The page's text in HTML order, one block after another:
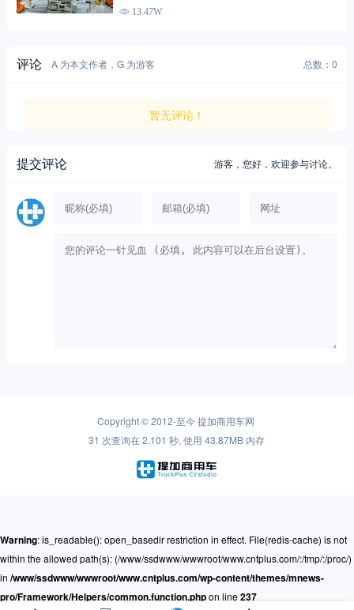
13.47W
评论 A 为本文作者，G 为游客 总数：0
暂无评论！
提交评论 游客，您好，欢迎参与讨论。
Copyright © 2012-至今提加商用车网
31 次查询在 2.101 秒, 使用 43.87MB 内存
Warning: is_readable(): open_basedir restriction in effect. File(redis-cache) is not
within the allowed path(s): (/www/ssdwww/wwwroot/www.cntplus.com/:/tmp/:/proc/)
in /www/ssdwww/wwwroot/www.cntplus.com/wp-content/themes/mnews-
pro/Framework/Helpers/common.function.phpon line237